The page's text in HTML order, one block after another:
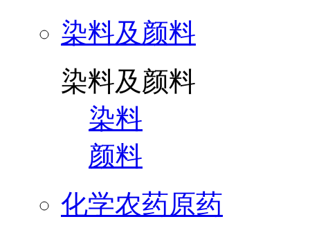
染料及颜料
染料及颜料
染料
颜料
化学农药原药